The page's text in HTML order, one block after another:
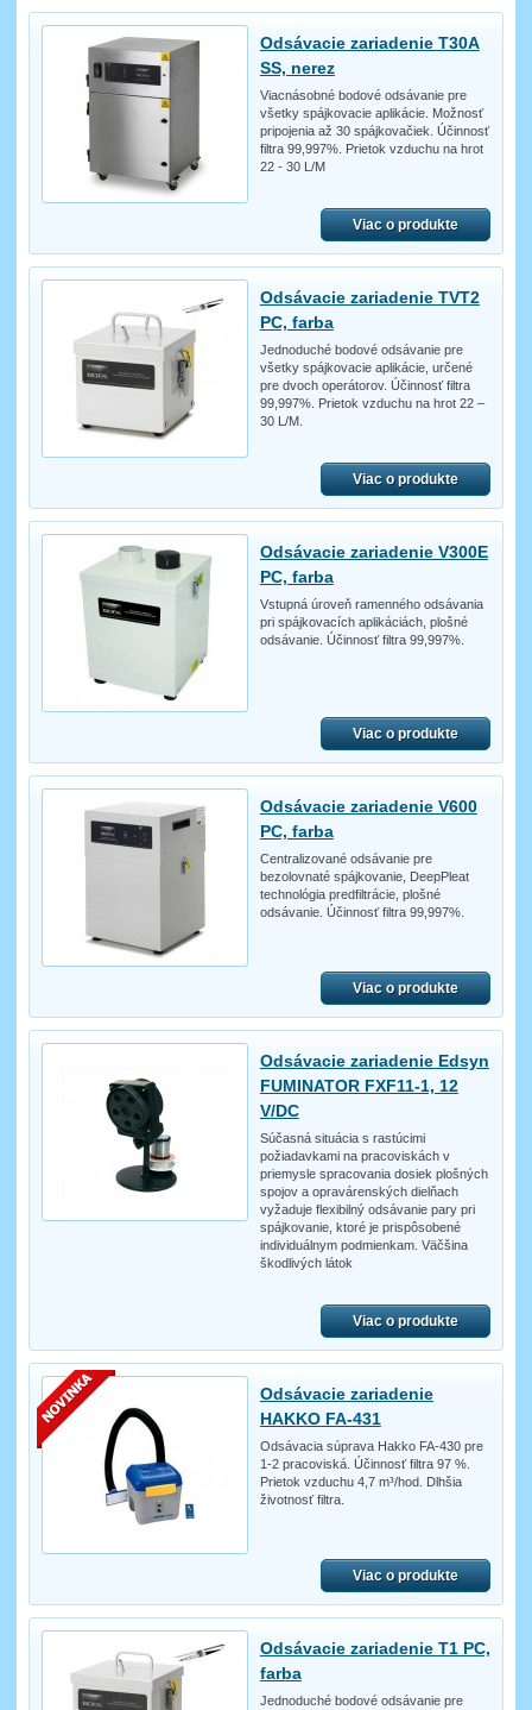
Odsávacie zariadenie T30A
SS, nerez
Viacnásobné bodové odsávanie pre
všetky spájkovacie aplikácie. Možnosť
pripojenia až 30 spájkovačiek. Účinnosť
filtra 99,997%. Prietok vzduchu na hrot
22 - 30 L/M
Viac o produkte
Odsávacie zariadenie TVT2
PC, farba
Jednoduché bodové odsávanie pre
všetky spájkovacie aplikácie, určené
pre dvoch operátorov. Účinnosť filtra
99,997%. Prietok vzduchu na hrot 22 –
30 L/M.
Viac o produkte
Odsávacie zariadenie V300E
PC, farba
Vstupná úroveň ramenného odsávania
pri spájkovacích aplikáciách, plošné
odsávanie. Účinnosť filtra 99,997%.
Viac o produkte
Odsávacie zariadenie V600
PC, farba
Centralizované odsávanie pre
bezolovnaté spájkovanie, DeepPleat
technológia predfiltrácie, plošné
odsávanie. Účinnosť filtra 99,997%.
Viac o produkte
Odsávacie zariadenie Edsyn
FUMINATOR FXF11-1, 12
V/DC
Súčasná situácia s rastúcimi
požiadavkami na pracoviskách v
priemysle spracovania dosiek plošných
spojov a opravárenských dielňach
vyžaduje flexibilný odsávanie pary pri
spájkovanie, ktoré je prispôsobené
individuálnym podmienkam. Väčšina
škodlivých látok
Viac o produkte
Odsávacie zariadenie
HAKKO FA-431
Odsávacia súprava Hakko FA-430 pre
1-2 pracoviská. Účinnosť filtra 97 %.
Prietok vzduchu 4,7 m³/hod. Dlhšia
životnosť filtra.
Viac o produkte
Odsávacie zariadenie T1 PC,
farba
Jednoduché bodové odsávanie pre